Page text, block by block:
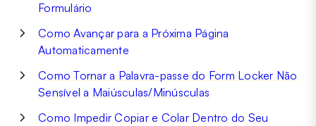
Formulário
Como Avançar para a Próxima Página
Automaticamente
Como Tornar a Palavra-passe do Form Locker Não
Sensível a Maiúsculas/Minúsculas
Como Impedir Copiar e Colar Dentro do Seu